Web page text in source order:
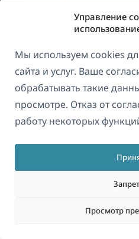
Управление
Мы используем cookies
сайта и услуг. Ваше
обрабатывать такие
просмотре. Отказ от
работу некоторых
Просмотр
© 2026
О
GDPR и политика
Присоединяйтесь
в